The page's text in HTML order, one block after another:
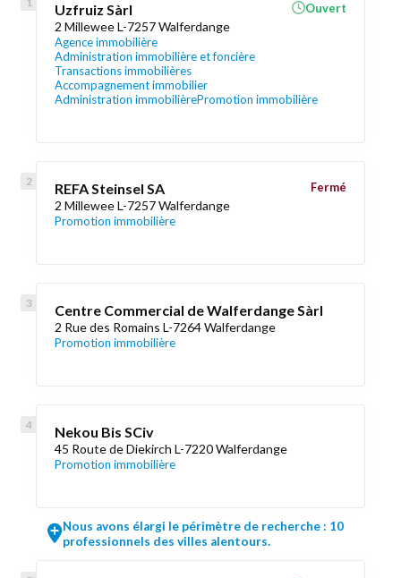
Uzfruiz Sàrl
2 Millewee L-7257 Walferdange
Agence immobilière
Administration immobilière et foncière
Transactions immobilières
Accompagnement immobilier
Administration immobilièrePromotion immobilière
Ouvert
REFA Steinsel SA
2 Millewee L-7257 Walferdange
Promotion immobilière
Fermé
Centre Commercial de Walferdange Sàrl
2 Rue des Romains L-7264 Walferdange
Promotion immobilière
Nekou Bis SCiv
45 Route de Diekirch L-7220 Walferdange
Promotion immobilière
Nous avons élargi le périmètre de recherche : 10
professionnels des villes alentours.